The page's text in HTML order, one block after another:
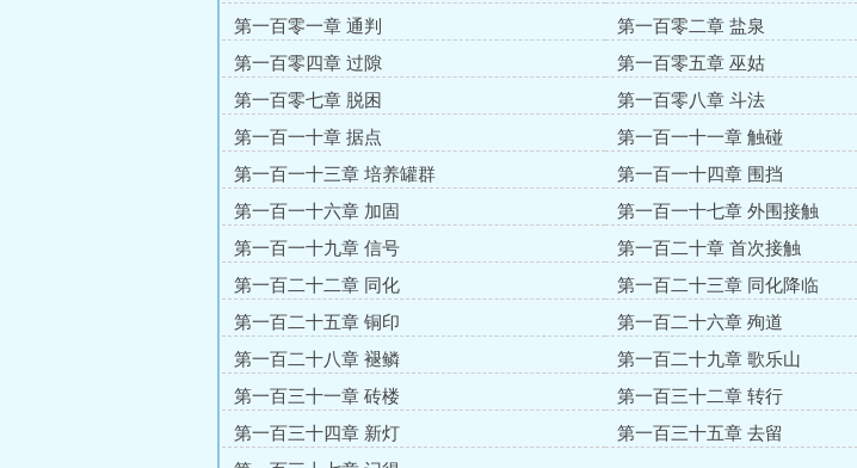
第一百零一章 通判
第一百零二章 盐泉
第一百零四章 过隙
第一百零五章 巫姑
第一百零七章 脱困
第一百零八章 斗法
第一百一十章 据点
第一百一十一章 触碰
第一百一十三章 培养罐群
第一百一十四章 围挡
第一百一十六章 加固
第一百一十七章 外围接触
第一百一十九章 信号
第一百二十章 首次接触
第一百二十二章 同化
第一百二十三章 同化降临
第一百二十五章 铜印
第一百二十六章 殉道
第一百二十八章 褪鳞
第一百二十九章 歌乐山
第一百三十一章 砖楼
第一百三十二章 转行
第一百三十四章 新灯
第一百三十五章 去留